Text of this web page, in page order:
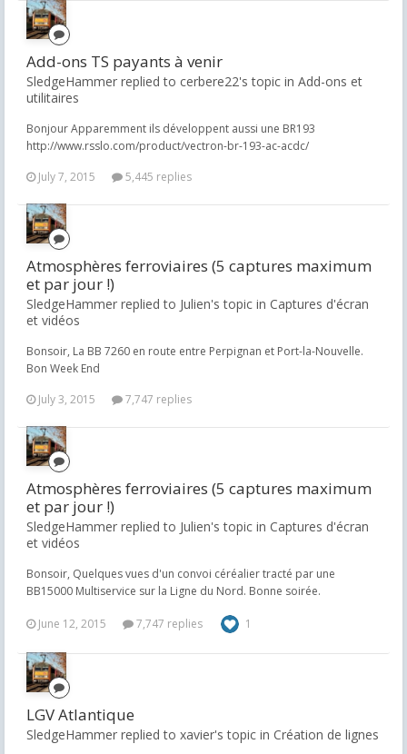
Add-ons TS payants à venir
SledgeHammer replied to cerbere22's topic in Add-ons et
utilitaires
Bonjour Apparemment ils développent aussi une BR193
http://www.rsslo.com/product/vectron-br-193-ac-acdc/
July 7, 2015
5,445 replies
Atmosphères ferroviaires (5 captures maximum
et par jour !)
SledgeHammer replied to Julien's topic in Captures d'écran
et vidéos
Bonsoir, La BB 7260 en route entre Perpignan et Port-la-Nouvelle.
Bon Week End
July 3, 2015
7,747 replies
Atmosphères ferroviaires (5 captures maximum
et par jour !)
SledgeHammer replied to Julien's topic in Captures d'écran
et vidéos
Bonsoir, Quelques vues d'un convoi céréalier tracté par une
BB15000 Multiservice sur la Ligne du Nord. Bonne soirée.
June 12, 2015 7,747 replies 1
LGV Atlantique
SledgeHammer replied to xavier's topic in Création de lignes